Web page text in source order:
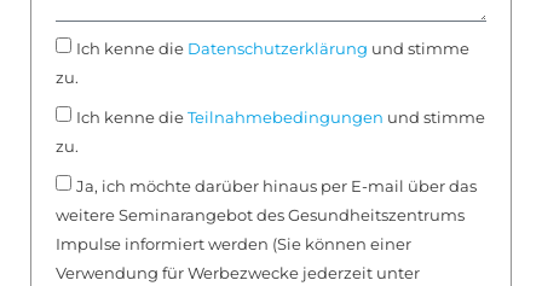
Ich kenne die Datenschutzerklärung und stimme
zu.
Ich kenne die Teilnahmebedingungen und stimme
zu.
Ja, ich möchte darüber hinaus per E-mail über das
weitere Seminarangebot des Gesundheitszentrums
Impulse informiert werden (Sie können einer
Verwendung für Werbezwecke jederzeit unter